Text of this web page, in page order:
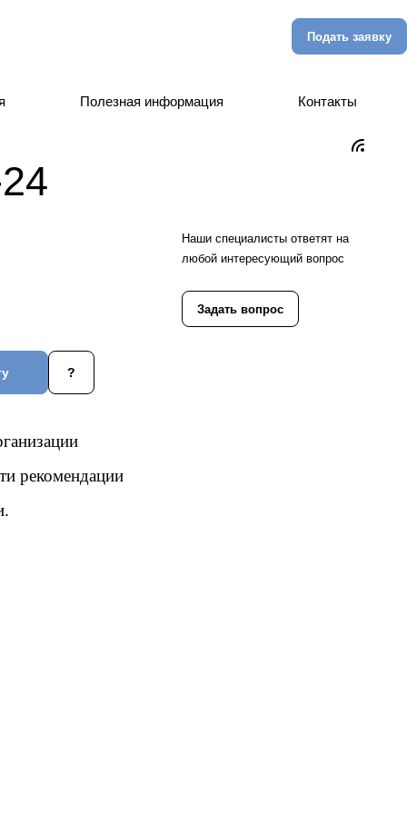
Подать заявку
Полезная информация Контакты
?
рекомендации
Наши специалисты ответят на
любой интересующий вопрос
Задать вопрос